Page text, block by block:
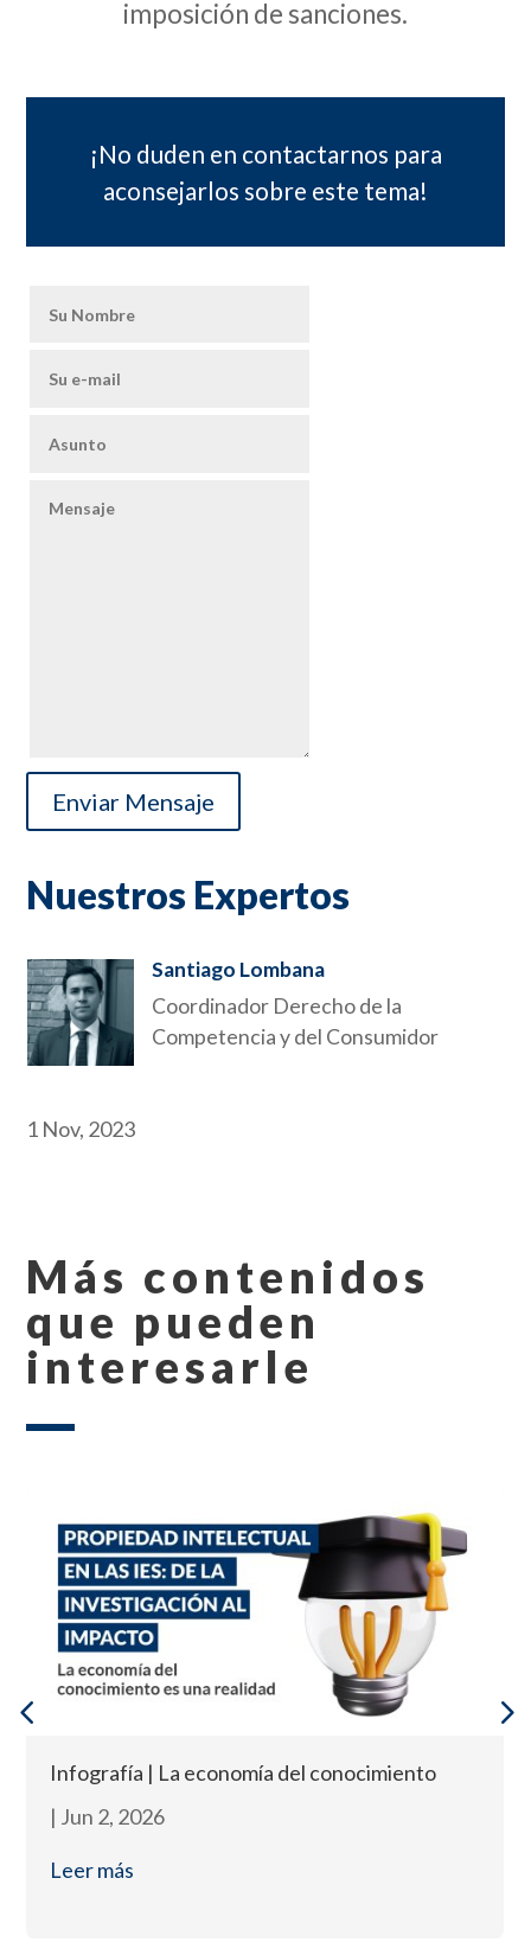
imposición de sanciones.
¡No duden en contactarnos para
aconsejarlos sobre este tema!
Enviar Mensaje
Nuestros Expertos
Santiago Lombana
Coordinador Derecho de la
Competencia y del Consumidor
1 Nov, 2023
Más contenidos
que pueden
interesarle
Infografía | La economía del conocimiento
| Jun 2, 2026
Leer más